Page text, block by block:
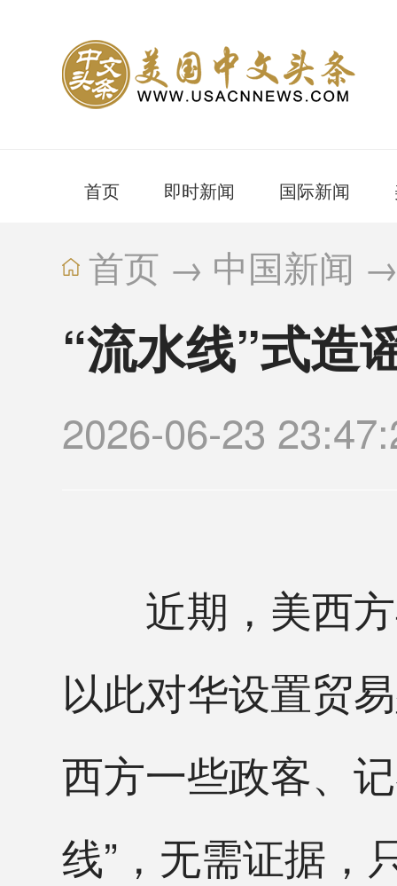
首页 即时新闻 国际新闻
首页 → 中国新闻
“流水线”式造
2026-06-23
近期，美西方
以此对华设置贸
西方一些政客、
线”，无需证据，